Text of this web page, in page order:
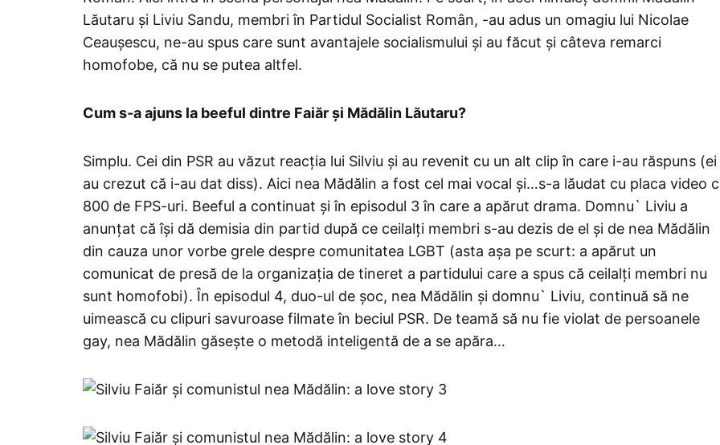
Lăutaru și Liviu Sandu, membri în Partidul Socialist Român, -au adus un omagiu lui Nicolae
Ceaușescu, ne-au spus care sunt avantajele socialismului și au făcut și câteva remarci
homofobe, că nu se putea altfel.
Cum s-a ajuns la beeful dintre Faiăr și Mădălin Lăutaru?
Simplu. Cei din PSR au văzut reacția lui Silviu și au revenit cu un alt clip în care i-au răspuns (ei
au crezut că i-au dat diss). Aici nea Mădălin a fost cel mai vocal și…s-a lăudat cu placa video
800 de FPS-uri. Beeful a continuat și în episodul 3 în care a apărut drama. Domnu` Liviu a
anunțat că își dă demisia din partid după ce ceilalți membri s-au dezis de el și de nea Mădălin
din cauza unor vorbe grele despre comunitatea LGBT (asta așa pe scurt: a apărut un
comunicat de presă de la organizația de tineret a partidului care a spus că ceilalți membri nu
sunt homofobi). În episodul 4, duo-ul de șoc, nea Mădălin și domnu` Liviu, continuă să ne
uimească cu clipuri savuroase filmate în beciul PSR. De teamă să nu fie violat de persoanele
gay, nea Mădălin găsește o metodă inteligentă de a se apăra…